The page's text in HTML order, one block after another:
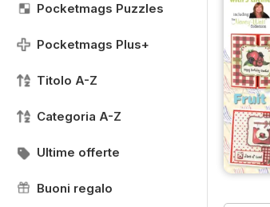
Pocketmags Puzzles
Pocketmags Plus+
Titolo A-Z
Categoria A-Z
Ultime offerte
Buoni regalo